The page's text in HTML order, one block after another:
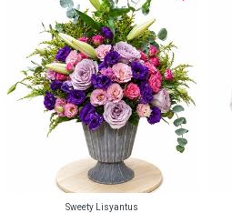
Sweety Lisyantus